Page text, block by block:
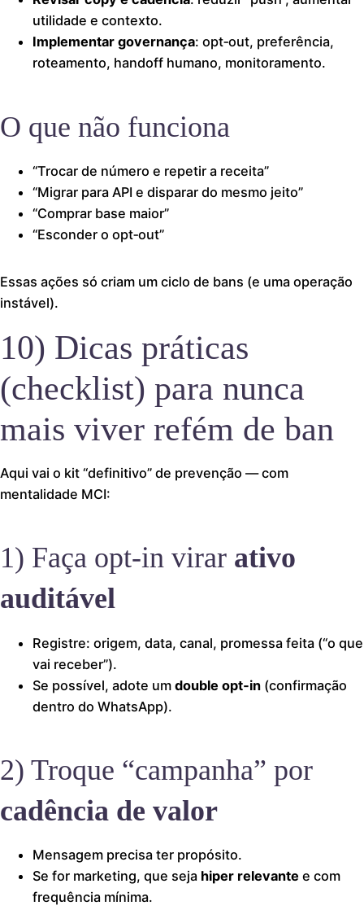
utilidade e contexto.
Implementar governança: opt‑out, preferência,
roteamento, handoff humano, monitoramento.
O que não funciona
“Trocar de número e repetir a receita”
“Migrar para API e disparar do mesmo jeito”
“Comprar base maior”
“Esconder o opt‑out”
Essas ações só criam um ciclo de bans (e uma operação
instável).
10) Dicas práticas
(checklist) para nunca
mais viver refém de ban
Aqui vai o kit “definitivo” de prevenção — com
mentalidade MCI:
1) Faça opt‑in virar ativo
auditável
Registre: origem, data, canal, promessa feita (“o que
vai receber”).
Se possível, adote um double opt‑in (confirmação
dentro do WhatsApp).
2) Troque “campanha” por
cadência de valor
Mensagem precisa ter propósito.
Se for marketing, que seja hiper relevante e com
frequência mínima.